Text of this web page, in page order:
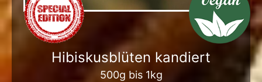
Hibiskusblüten kandiert
500g bis 1kg